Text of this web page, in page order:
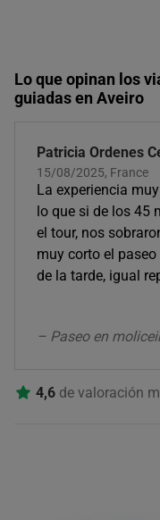
Lo que opinan los
guiadas en Aveiro
Patricia Ordenes
15/08/2025, France
La experiencia
lo que si de los 45
el tour, nos
muy corto el
de la tarde, igual
– Paseo en
4,6 de valoración